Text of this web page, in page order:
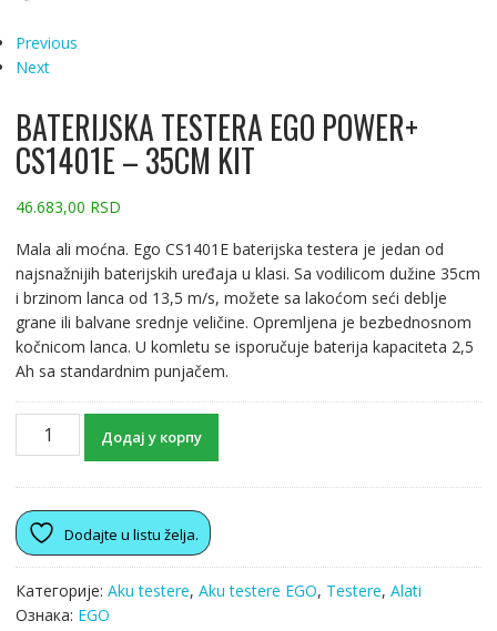
Previous
Next
BATERIJSKA TESTERA EGO POWER+
CS1401E – 35CM KIT
46.683,00 RSD
Mala ali moćna. Ego CS1401E baterijska testera je jedan od
najsnažnijih baterijskih uređaja u klasi. Sa vodilicom dužine 35cm
i brzinom lanca od 13,5 m/s, možete sa lakoćom seći deblje
grane ili balvane srednje veličine. Opremljena je bezbednosnom
kočnicom lanca. U komletu se isporučuje baterija kapaciteta 2,5
Ah sa standardnim punjačem.
Додај у корпу
Dodajte u listu želja.
Категорије: Aku testere, Aku testere EGO, Testere, Alati
Ознака: EGO